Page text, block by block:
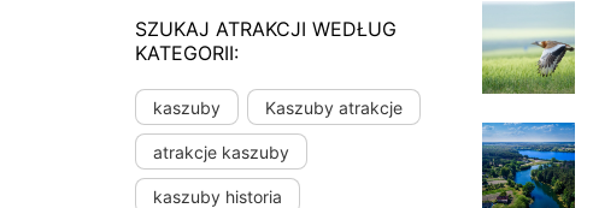
SZUKAJ ATRAKCJI WEDŁUG
KATEGORII:
kaszuby Kaszuby atrakcje
atrakcje kaszuby
kaszuby historia